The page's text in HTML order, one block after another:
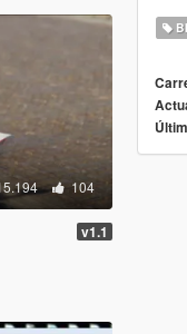
104
v1.1